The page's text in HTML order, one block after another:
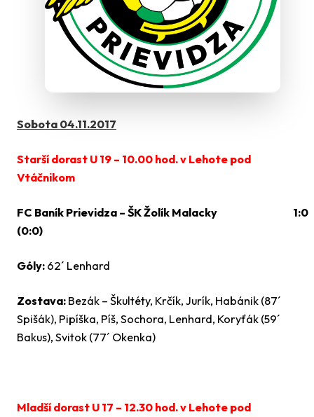
Sobota 04.11.2017
Starší dorast U 19 – 10.00 hod. v Lehote pod
Vtáčnikom
FC Baník Prievidza – ŠK Žolík Malacky 1:0
(0:0)
Góly: 62´ Lenhard
Zostava: Bezák – Škultéty, Krčík, Jurík, Habánik (87´
Spišák), Pipíška, Píš, Sochora, Lenhard, Koryťák (59´
Bakus), Svitok (77´ Okenka)
Mladší dorast U 17 – 12.30 hod. v Lehote pod